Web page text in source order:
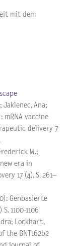
mit dem
Jaklenec, Ana;
mRNA vaccine
delivery 7
W.;
era in
17 (4), S. 261–
Genbasierte
1100-1106
Lockhart,
the BNT162b2